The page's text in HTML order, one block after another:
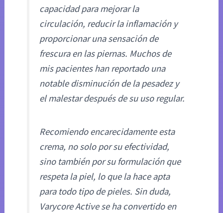
capacidad para mejorar la
circulación, reducir la inflamación y
proporcionar una sensación de
frescura en las piernas. Muchos de
mis pacientes han reportado una
notable disminución de la pesadez y
el malestar después de su uso regular.
Recomiendo encarecidamente esta
crema, no solo por su efectividad,
sino también por su formulación que
respeta la piel, lo que la hace apta
para todo tipo de pieles. Sin duda,
Varycore Active se ha convertido en